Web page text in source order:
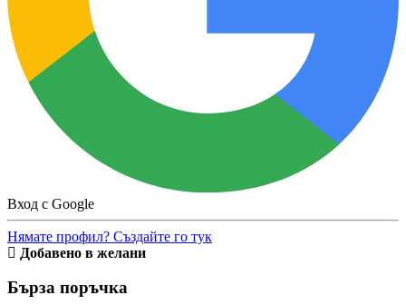
Вход с Google
Нямате профил? Създайте го тук
Добавено в желани
Бърза поръчка